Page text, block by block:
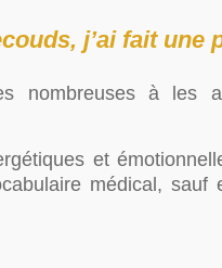
j’ai fait une
nombreuses à les
et
médical, sauf